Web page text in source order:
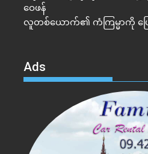
ဝေဖန်
လူတစ်ယောက်၏ ကံကြမ္မာကို ပြေ
Ads